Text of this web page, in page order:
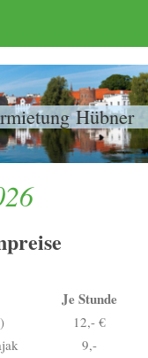
Hübner
Je Stunde
12,- €
9,-